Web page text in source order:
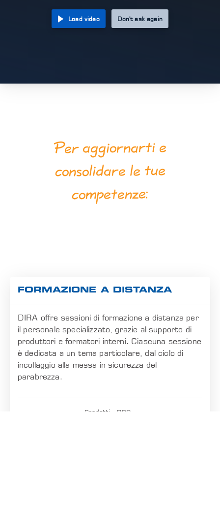
Load video Don't ask again
Per aggiornarti e
consolidare le tue
competenze:
FORMAZIONE A DISTANZA
DIRA offre sessioni di formazione a distanza per
il personale specializzato, grazie al supporto di
produttori e formatori interni. Ciascuna sessione
è dedicata a un tema particolare, dal ciclo di
incollaggio alla messa in sicurezza del
parabrezza.
Prodotti B2B